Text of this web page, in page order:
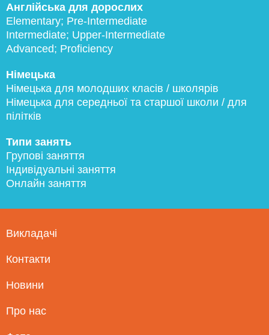
Англійська для дорослих
Elementary; Pre-Intermediate
Intermediate; Upper-Intermediate
Advanced; Proficiency
Німецька
Німецька для молодших класів / школярів
Німецька для середньої та старшої школи / для
пілітків
Типи занять
Групові заняття
Індивідуальні заняття
Онлайн заняття
Викладачі
Контакти
Новини
Про нас